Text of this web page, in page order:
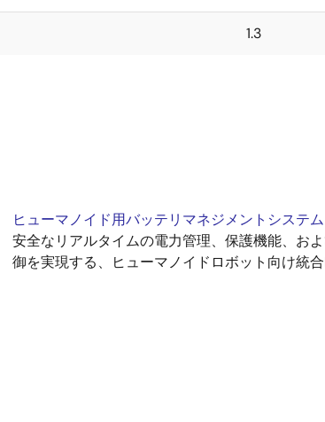
1.3
ヒューマノイド用バッテリマネジメントシステム
安全なリアルタイムの電力管理、保護機能、お
御を実現する、ヒューマノイドロボット向け統合